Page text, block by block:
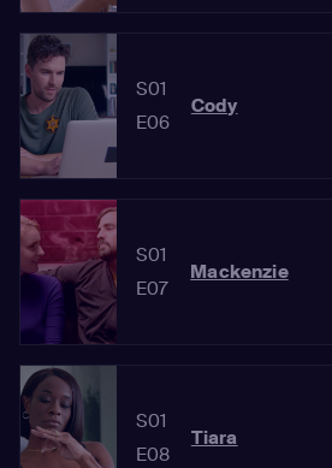
S01
E06
Cody
S01
E07
Mackenzie
S01
E08
Tiara